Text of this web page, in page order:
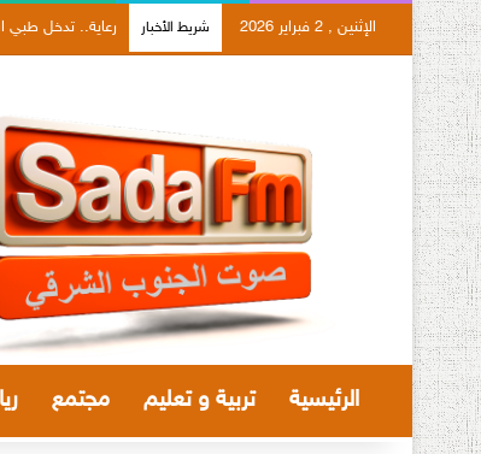
الإثنين , 2 فبراير 2026 شريط الأخبار الصويرة تحتضن
الرئيسية تربية و تعليم مجتمع